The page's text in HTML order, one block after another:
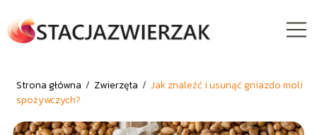
Strona główna / Zwierzęta / Jak znaleźć i usunąć gniazdo moli
spożywczych?